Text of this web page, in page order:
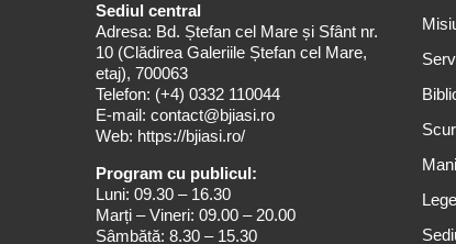
Sediul central
Adresa: Bd. Ștefan cel Mare și Sfânt nr.
10 (Clădirea Galeriile Ștefan cel Mare,
etaj), 700063
Telefon: (+4) 0332 110044
E-mail: contact@bjiasi.ro
Web: https://bjiasi.ro/
Program cu publicul:
Luni: 09.30 – 16.30
Marți – Vineri: 09.00 – 20.00
Sâmbătă: 8.30 – 15.30